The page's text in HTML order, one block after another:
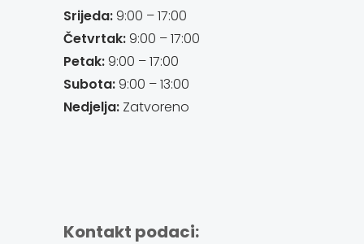
Srijeda:9:00 – 17:00
Četvrtak:9:00 – 17:00
Petak:9:00 – 17:00
Subota:9:00 – 13:00
Nedjelja:Zatvoreno
Kontakt podaci: